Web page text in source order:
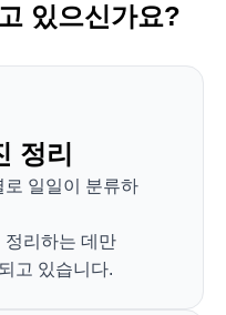
있으신가요?
정리
로 일일이 분류하
정리하는 데만
고 있습니다.